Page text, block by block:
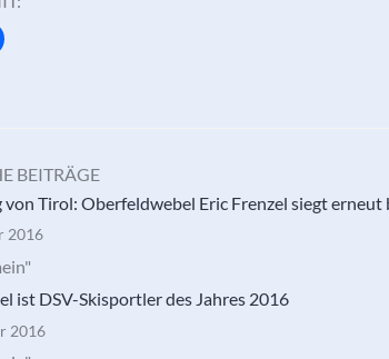
BEITRÄGE
von Tirol: Oberfeldwebel Eric Frenzel siegt erneut
2016
ist DSV-Skisportler des Jahres 2016
2016